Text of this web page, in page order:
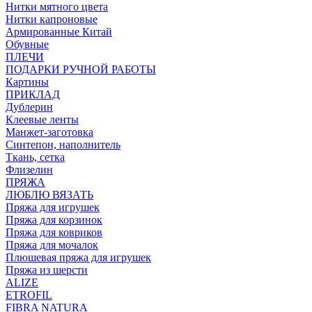
Нитки мятного цвета
Нитки капроновые
Армированные Китай
Обувные
ПЛЕЧИ
ПОДАРКИ РУЧНОЙ РАБОТЫ
Картины
ПРИКЛАД
Дублерин
Клеевые ленты
Манжет-заготовка
Синтепон, наполнитель
Ткань, сетка
Флизелин
ПРЯЖА
ЛЮБЛЮ ВЯЗАТЬ
Пряжа для игрушек
Пряжа для корзинок
Пряжа для ковриков
Пряжа для мочалок
Плюшевая пряжа для игрушек
Пряжа из шерсти
ALIZE
ETROFIL
FIBRA NATURA